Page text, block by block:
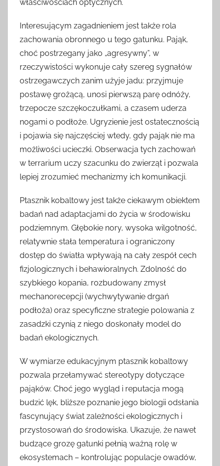
właściwościach optycznych.
Interesującym zagadnieniem jest także rola
zachowania obronnego u tego gatunku. Pająk,
choć postrzegany jako „agresywny”, w
rzeczywistości wykonuje cały szereg sygnałów
ostrzegawczych zanim użyje jadu: przyjmuje
postawę grożącą, unosi pierwszą parę odnóży,
trzepocze szczękoczułkami, a czasem uderza
nogami o podłoże. Ugryzienie jest ostatecznością
i pojawia się najczęściej wtedy, gdy pająk nie ma
możliwości ucieczki. Obserwacja tych zachowań
w terrarium uczy szacunku do zwierząt i pozwala
lepiej zrozumieć mechanizmy ich komunikacji.
Ptasznik kobaltowy jest także ciekawym obiektem
badań nad adaptacjami do życia w środowisku
podziemnym. Głębokie nory, wysoka wilgotność,
relatywnie stała temperatura i ograniczony
dostęp do światła wpływają na cały zespół cech
fizjologicznych i behawioralnych. Zdolność do
szybkiego kopania, rozbudowany zmysł
mechanorecepcji (wychwytywanie drgań
podłoża) oraz specyficzne strategie polowania z
zasadzki czynią z niego doskonały model do
badań ekologicznych.
W wymiarze edukacyjnym ptasznik kobaltowy
pozwala przełamywać stereotypy dotyczące
pająków. Choć jego wygląd i reputacja mogą
budzić lęk, bliższe poznanie jego biologii odsłania
fascynujący świat zależności ekologicznych i
przystosowań do środowiska. Ukazuje, że nawet
budzące grozę gatunki pełnią ważną rolę w
ekosystemach – kontrolując populacje owadów,